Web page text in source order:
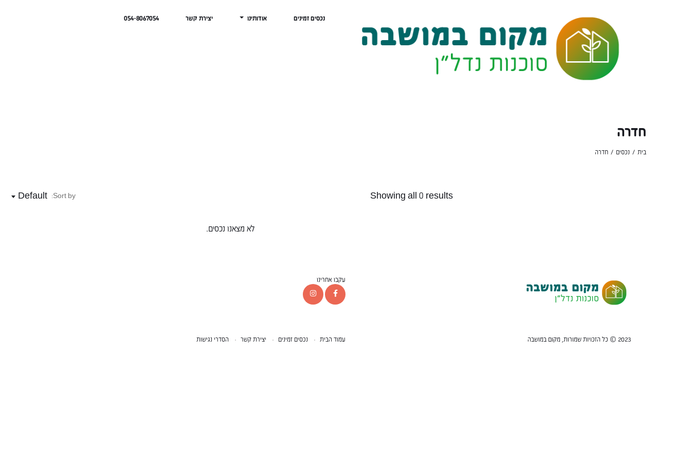
נכסים זמינים אודותינו יצירת קשר 054-8067054
חדרה
בית נכסים חדרה
Showing all 0 results
Sort by:
Default
לא מצאנו נכסים.
עקבו אחרינו
2023 © כל הזכויות שמורות, מקום במושבה עמוד הבית נכסים זמינים יצירת קשר הסדרי נגישות